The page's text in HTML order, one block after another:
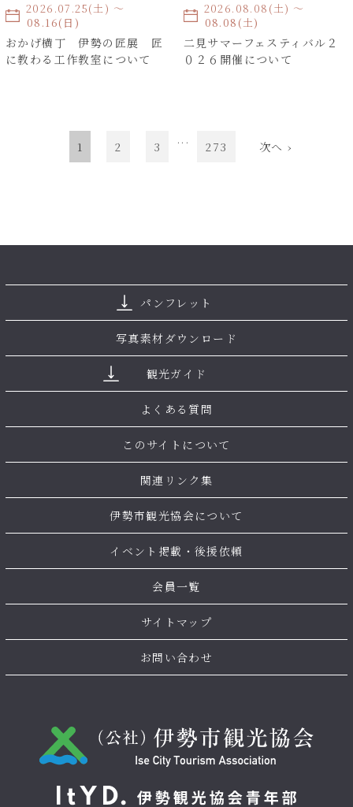
2026.07.25(土) 〜
日)
おかげ横丁 伊勢の匠展 匠
に教わる工作教室について
2026.08.08(土) 〜
2026.08.08(土)
二見サマーフェスティバル２
０２６開催について
1 2 3 ... 273 次へ ›
パンフレット
写真素材ダウンロード
観光ガイド
よくある質問
このサイトについて
関連リンク集
伊勢市観光協会について
イベント掲載・後援依頼
会員一覧
サイトマップ
お問い合わせ